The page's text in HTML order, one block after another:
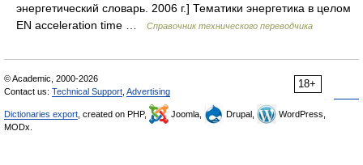
энергетический словарь. 2006 г.] Тематики энергетика в целом
EN acceleration time …
Справочник технического переводчика
18+
© Academic, 2000-2026
Contact us: Technical Support Advertising
Dictionaries export , created on PHP, Joomla, Drupal,
WordPress,
MODx.